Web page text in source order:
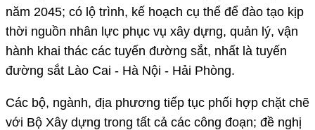
năm 2045; có lộ trình, kế hoạch cụ thể để đào tạo kịp
thời nguồn nhân lực phục vụ xây dựng, quản lý, vận
hành khai thác các tuyến đường sắt, nhất là tuyến
đường sắt Lào Cai - Hà Nội - Hải Phòng.
Các bộ, ngành, địa phương tiếp tục phối hợp chặt chẽ
với Bộ Xây dựng trong tất cả các công đoạn; đề nghị